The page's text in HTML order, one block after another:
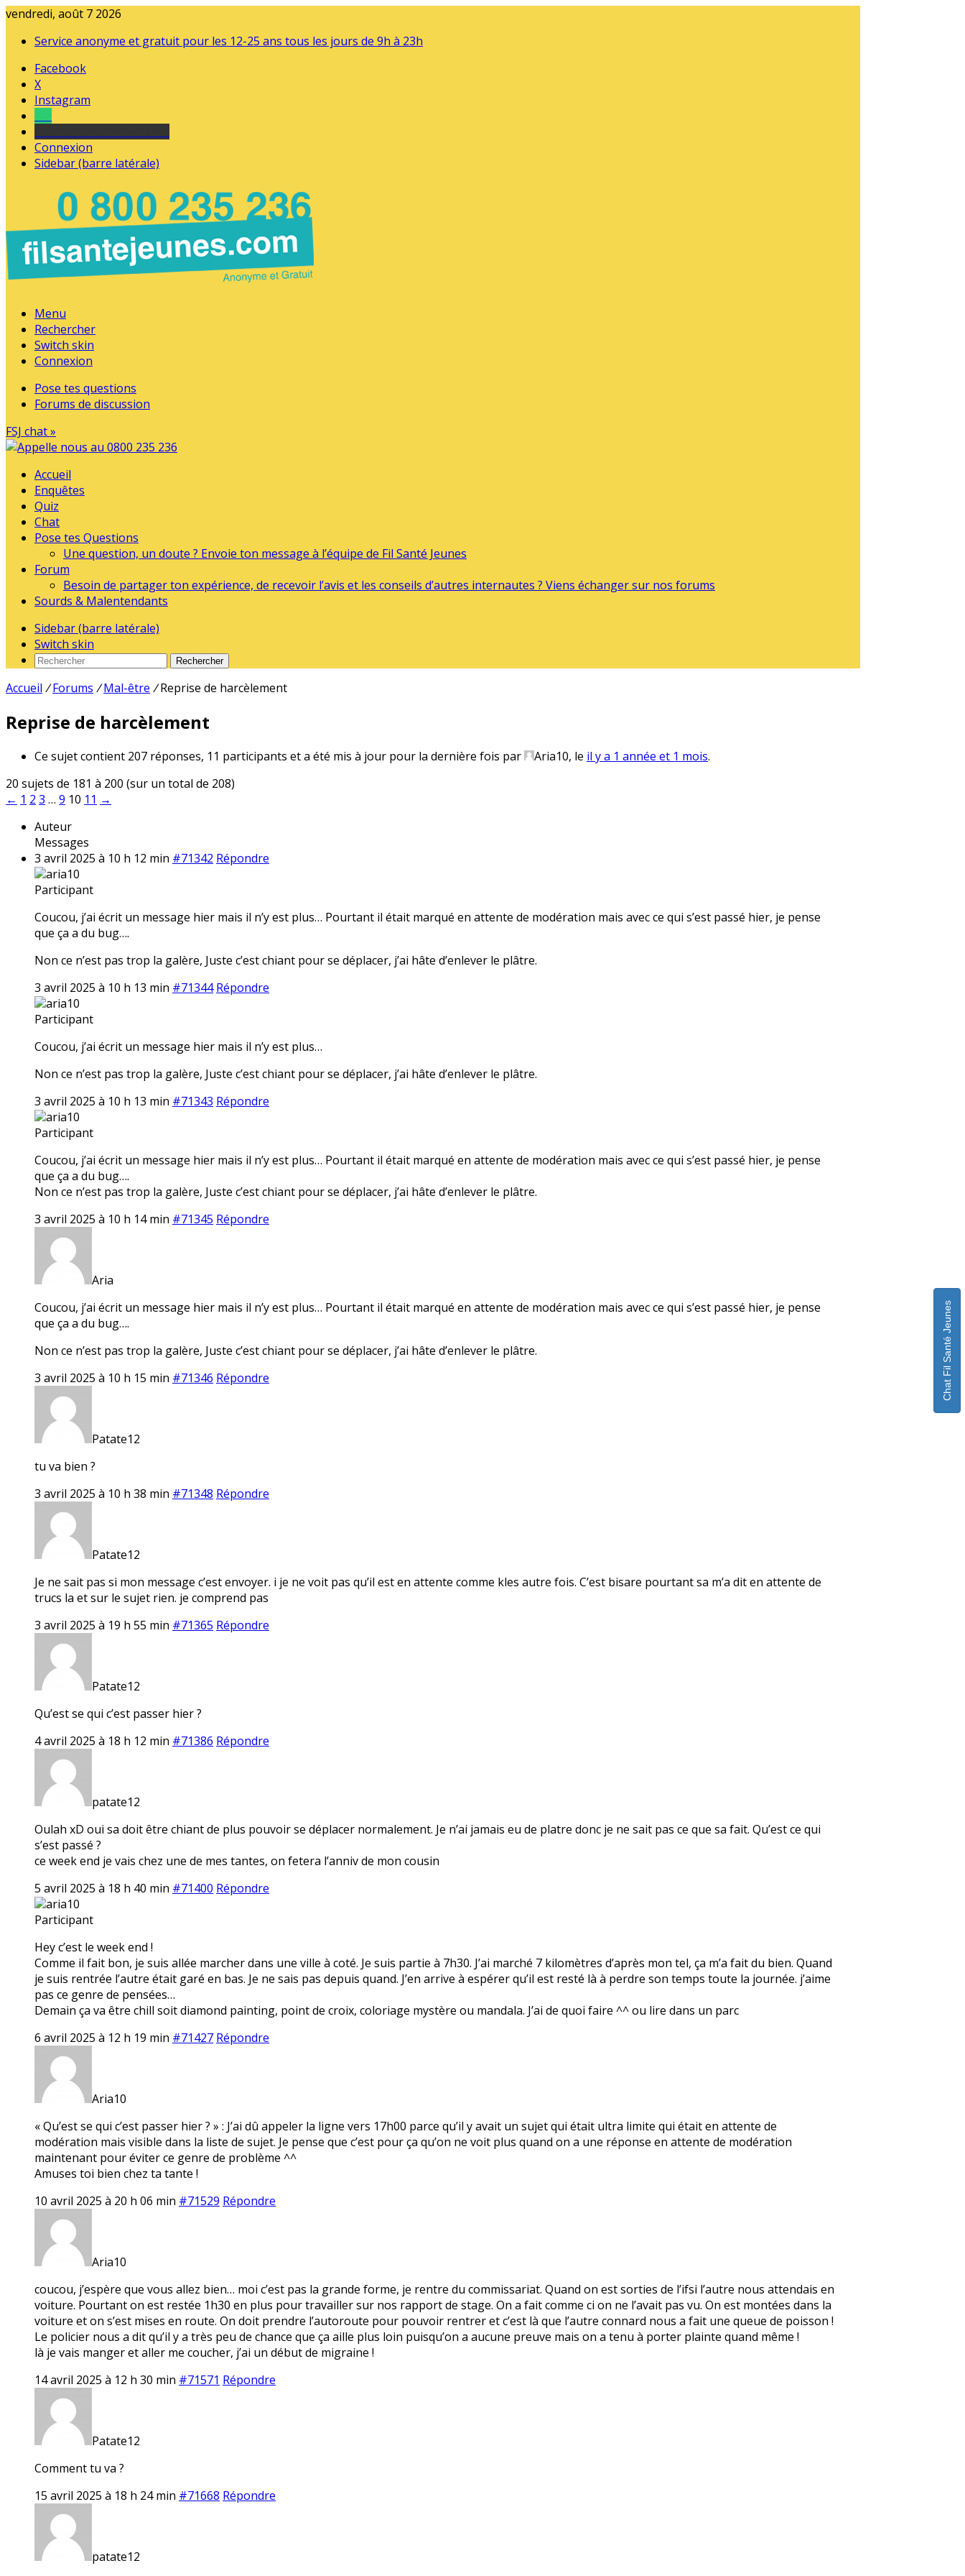
vendredi, août 7 2026
Service anonyme et gratuit pour les 12-25 ans tous les jours de 9h à 23h
Facebook
X
Instagram
Connexion
Sidebar (barre latérale)
Menu
Rechercher
Switch skin
Connexion
Pose tes questions
Forums de discussion
FSJ chat »
Accueil
Enquêtes
Quiz
Chat
Pose tes Questions
Une question, un doute ? Envoie ton message à l’équipe de Fil Santé Jeunes
Forum
Besoin de partager ton expérience, de recevoir l’avis et les conseils d’autres internautes ? Viens échanger sur nos forums
Sourds & Malentendants
Sidebar (barre latérale)
Switch skin
Rechercher
Accueil / Forums / Mal-être / Reprise de harcèlement
Reprise de harcèlement
Ce sujet contient 207 réponses, 11 participants et a été mis à jour pour la dernière fois par Aria10, le il y a 1 année et 1 mois.
20 sujets de 181 à 200 (sur un total de 208)
← 1 2 3 … 9 10 11 →
Auteur
Messages
3 avril 2025 à 10 h 12 min #71342 Répondre
aria10
Participant
Coucou, j’ai écrit un message hier mais il n’y est plus… Pourtant il était marqué en attente de modération mais avec ce qui s’est passé hier, je pense
que ça a du bug….
Non ce n’est pas trop la galère, Juste c’est chiant pour se déplacer, j’ai hâte d’enlever le plâtre.
3 avril 2025 à 10 h 13 min #71344 Répondre
aria10
Participant
Coucou, j’ai écrit un message hier mais il n’y est plus…
Non ce n’est pas trop la galère, Juste c’est chiant pour se déplacer, j’ai hâte d’enlever le plâtre.
3 avril 2025 à 10 h 13 min #71343 Répondre
aria10
Participant
Coucou, j’ai écrit un message hier mais il n’y est plus… Pourtant il était marqué en attente de modération mais avec ce qui s’est passé hier, je pense
que ça a du bug….
Non ce n’est pas trop la galère, Juste c’est chiant pour se déplacer, j’ai hâte d’enlever le plâtre.
3 avril 2025 à 10 h 14 min #71345 Répondre
Aria
Coucou, j’ai écrit un message hier mais il n’y est plus… Pourtant il était marqué en attente de modération mais avec ce qui s’est passé hier, je pense
que ça a du bug….
Non ce n’est pas trop la galère, Juste c’est chiant pour se déplacer, j’ai hâte d’enlever le plâtre.
3 avril 2025 à 10 h 15 min #71346 Répondre
Patate12
tu va bien ?
3 avril 2025 à 10 h 38 min #71348 Répondre
Patate12
Je ne sait pas si mon message c’est envoyer. i je ne voit pas qu’il est en attente comme kles autre fois. C’est bisare pourtant sa m’a dit en attente de
trucs la et sur le sujet rien. je comprend pas
3 avril 2025 à 19 h 55 min #71365 Répondre
Patate12
Qu’est se qui c’est passer hier ?
4 avril 2025 à 18 h 12 min #71386 Répondre
patate12
Oulah xD oui sa doit être chiant de plus pouvoir se déplacer normalement. Je n’ai jamais eu de platre donc je ne sait pas ce que sa fait. Qu’est ce qui
s’est passé ?
ce week end je vais chez une de mes tantes, on fetera l’anniv de mon cousin
5 avril 2025 à 18 h 40 min #71400 Répondre
aria10
Participant
Hey c’est le week end !
Comme il fait bon, je suis allée marcher dans une ville à coté. Je suis partie à 7h30. J’ai marché 7 kilomètres d’après mon tel, ça m’a fait du bien. Quand
je suis rentrée l’autre était garé en bas. Je ne sais pas depuis quand. J’en arrive à espérer qu’il est resté là à perdre son temps toute la journée. j’aime
pas ce genre de pensées…
Demain ça va être chill soit diamond painting, point de croix, coloriage mystère ou mandala. J’ai de quoi faire ^^ ou lire dans un parc
6 avril 2025 à 12 h 19 min #71427 Répondre
Aria10
« Qu’est se qui c’est passer hier ? » : J’ai dû appeler la ligne vers 17h00 parce qu’il y avait un sujet qui était ultra limite qui était en attente de
modération mais visible dans la liste de sujet. Je pense que c’est pour ça qu’on ne voit plus quand on a une réponse en attente de modération
maintenant pour éviter ce genre de problème ^^
Amuses toi bien chez ta tante !
10 avril 2025 à 20 h 06 min #71529 Répondre
Aria10
coucou, j’espère que vous allez bien… moi c’est pas la grande forme, je rentre du commissariat. Quand on est sorties de l’ifsi l’autre nous attendais en
voiture. Pourtant on est restée 1h30 en plus pour travailler sur nos rapport de stage. On a fait comme ci on ne l’avait pas vu. On est montées dans la
voiture et on s’est mises en route. On doit prendre l’autoroute pour pouvoir rentrer et c’est là que l’autre connard nous a fait une queue de poisson !
Le policier nous a dit qu’il y a très peu de chance que ça aille plus loin puisqu’on a aucune preuve mais on a tenu à porter plainte quand même !
là je vais manger et aller me coucher, j’ai un début de migraine !
14 avril 2025 à 12 h 30 min #71571 Répondre
Patate12
Comment tu va ?
15 avril 2025 à 18 h 24 min #71668 Répondre
patate12
Chat Fil Santé Jeunes